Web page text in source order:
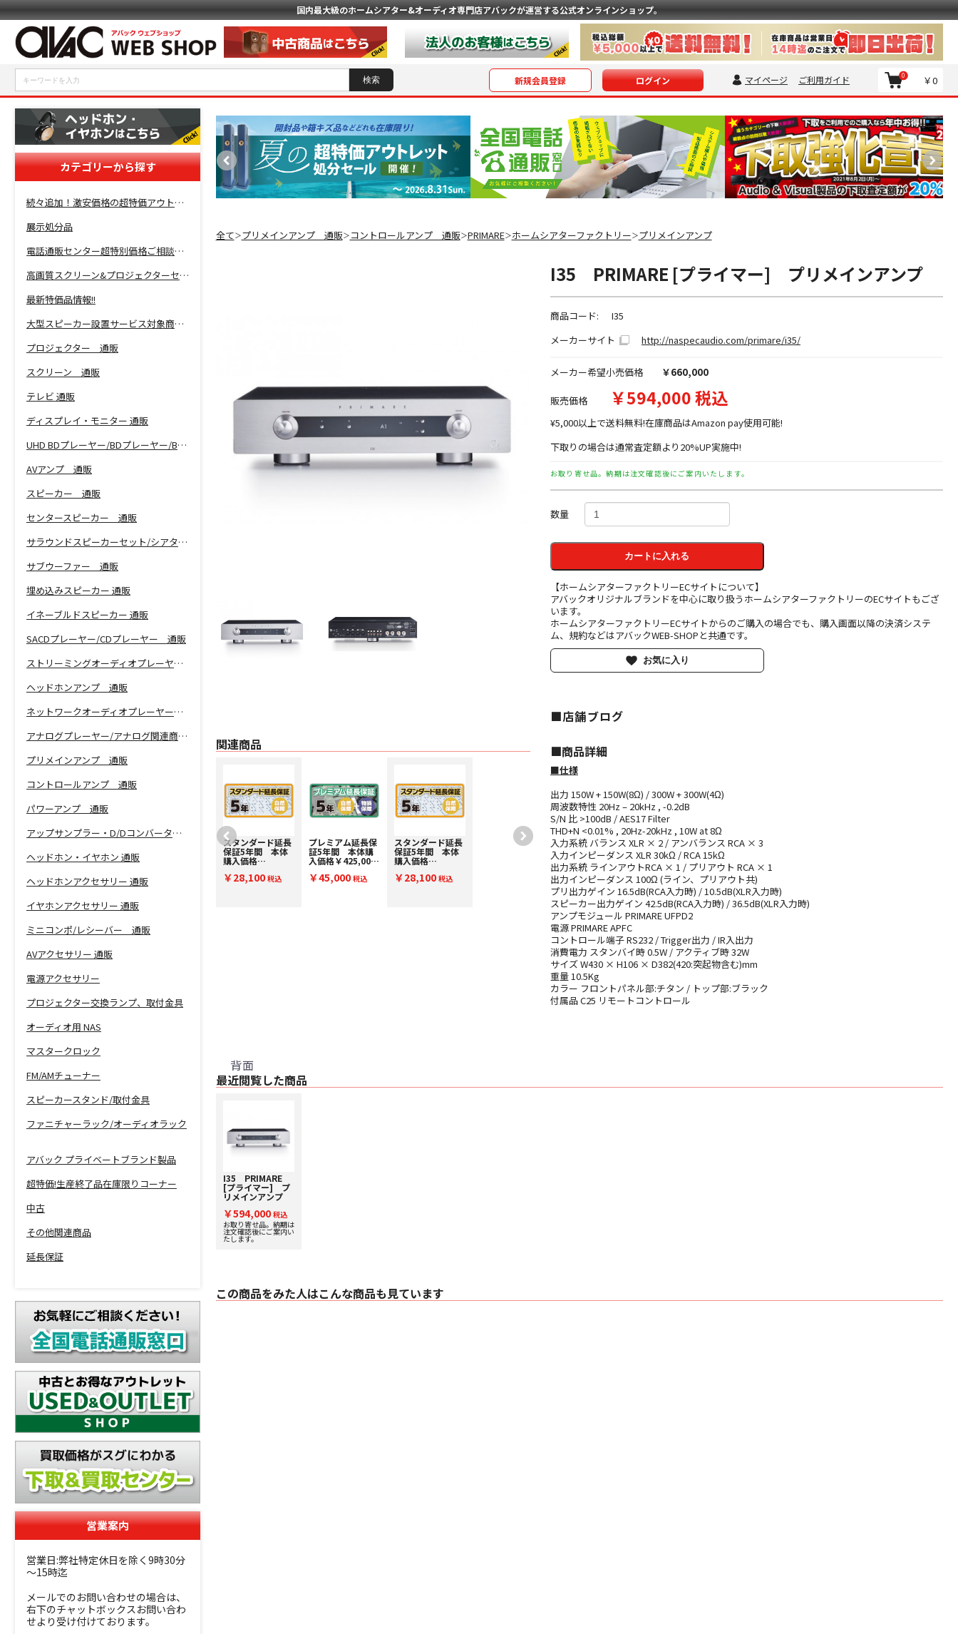
国内最大級のホームシアター&オーディオ専門店アバックが運営する公式オンラインショップ。
新規会員登録 ログイン マイページ ご利用ガイド ￥0
0
カテゴリーから探す
続々追加！激安価格の超特価アウトレットセール開催！
展示処分品
電話通販センター超特別価格ご相談コーナー！
高画質スクリーン&プロジェクターセット超特価！
最新特価品情報!!
大型スピーカー設置サービス対象商品！
プロジェクター 通販
スクリーン 通販
テレビ 通販
ディスプレイ・モニター 通販
UHD BDプレーヤー/BDプレーヤー/BDレコーダー 通販
AVアンプ 通販
スピーカー 通販
センタースピーカー 通販
サラウンドスピーカーセット/シアターバー 通販
サブウーファー 通販
埋め込みスピーカー 通販
イネーブルドスピーカー 通販
SACDプレーヤー/CDプレーヤー 通販
ストリーミングオーディオプレーヤー 通販
ヘッドホンアンプ 通販
ネットワークオーディオプレーヤー 通販
アナログプレーヤー/アナログ関連商品 通販
プリメインアンプ 通販
コントロールアンプ 通販
パワーアンプ 通販
アップサンプラー・D/Dコンバーター 通販
ヘッドホン・イヤホン 通販
ヘッドホンアクセサリー 通販
イヤホンアクセサリー 通販
ミニコンポ/レシーバー 通販
AVアクセサリー 通販
電源アクセサリー
プロジェクター交換ランプ、取付金具
オーディオ用 NAS
マスタークロック
FM/AMチューナー
スピーカースタンド/取付金具
ファニチャーラック/オーディオラック
アバック プライベートブランド製品
超特価!生産終了品在庫限りコーナー
中古
その他関連商品
延長保証
営業案内
営業日:弊社特定休日を除く9時30分
～15時迄
メールでのお問い合わせの場合は、
右下のチャットボックスお問い合わ
せより受け付けております。
全て＞プリメインアンプ 通販＞ コントロールアンプ 通販＞PRIMARE＞ホームシアターファクトリー＞プリメインアンプ
関連商品
証5年間 本体購
入価格￥425,001
込) PE450000
￥45,000
スタンダード延長
保証5年間 本体
購入価格
￥450,000(税
￥28,100 税込
プレミアム延長保
証5年間 本体購
入価格￥425,001
込) PE450000
￥45,000 税込
スタンダード延長
保証5年間 本体
購入価格
￥450,000(税
￥28,100 税込
I35 PRIMARE [プライマー] プリメインアンプ
商品コード:
I35
メーカーサイト
http://naspecaudio.com/primare/i35/
メーカー希望小売価格 ￥660,000
販売価格 ￥594,000 税込
¥5,000以上で送料無料!在庫商品はAmazon pay使用可能!
下取りの場合は通常査定額より20%UP実施中!
お取り寄せ品。納期は注文確認後にご案内いたします。
数量
カートに入れる
【ホームシアターファクトリーECサイトについて】
アバックオリジナルブランドを中心に取り扱うホームシアターファクトリーのECサイトもござ
います。
ホームシアターファクトリーECサイトからのご購入の場合でも、購入画面以降の決済システ
ム、規約などはアバックWEB-SHOPと共通です。
お気に入り
■店舗ブログ
■︎商品詳細
■仕様
出力 150W + 150W(8Ω) / 300W + 300W(4Ω)
周波数特性 20Hz – 20kHz , -0.2dB
S/N 比 >100dB / AES17 Filter
THD+N <0.01% , 20Hz-20kHz , 10W at 8Ω
入力系統 バランス XLR × 2 / アンバランス RCA × 3
入力インピーダンス XLR 30kΩ / RCA 15kΩ
出力系統 ラインアウトRCA × 1 / プリアウト RCA × 1
出力インピーダンス 100Ω (ライン、プリアウト共)
プリ出力ゲイン 16.5dB(RCA入力時) / 10.5dB(XLR入力時)
スピーカー出力ゲイン 42.5dB(RCA入力時) / 36.5dB(XLR入力時)
アンプモジュール PRIMARE UFPD2
電源 PRIMARE APFC
コントロール端子 RS232 / Trigger出力 / IR入出力
消費電力 スタンバイ時 0.5W / アクティブ時 32W
サイズ W430 × H106 × D382(420:突起物含む)mm
重量 10.5Kg
カラー フロントパネル部:チタン / トップ部:ブラック
付属品 C25 リモートコントロール
背面
最近閲覧した商品
I35 PRIMARE
[プライマー] プ
リメインアンプ
￥594,000 税込
お取り寄せ品。納期は
注文確認後にご案内い
たします。
この商品をみた人はこんな商品も見ています